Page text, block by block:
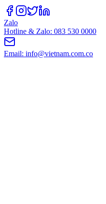
Zalo
Hotline & Zalo: 083 530 0000
Email: info@vietnam.com.co